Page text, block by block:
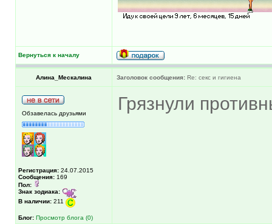
Вернуться к началу
Алина_Мескалина Заголовок сообщения: Re: секс и гигиена
Обзавелась друзьями
Регистрация: 24.07.2015
Сообщения: 169
Пол:
Знак зодиака:
В наличии: 211
Блог: Просмотр блога (0)
Грязнули